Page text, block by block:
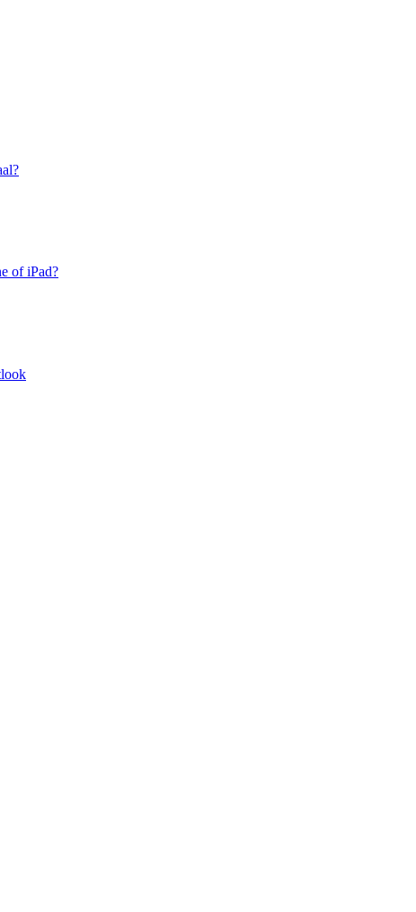
of iPad?